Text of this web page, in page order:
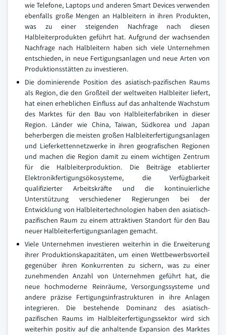
wie Telefone, Laptops und anderen Smart Devices verwenden
ebenfalls große Mengen an Halbleitern in ihren Produkten,
was zu einer steigenden Nachfrage nach diesen
Halbleiterprodukten geführt hat. Aufgrund der wachsenden
Nachfrage nach Halbleitern haben sich viele Unternehmen
entschieden, in neue Fertigungsanlagen und neue Arten von
Produktionsstätten zu investieren.
Die dominierende Position des asiatisch-pazifischen Raums
als Region, die den Großteil der weltweiten Halbleiter liefert,
hat einen erheblichen Einfluss auf das anhaltende Wachstum
des Marktes für den Bau von Halbleiterfabriken in dieser
Region. Länder wie China, Taiwan, Südkorea und Japan
beherbergen die meisten großen Halbleiterfertigungsanlagen
und Lieferkettennetzwerke in ihren geografischen Regionen
und machen die Region damit zu einem wichtigen Zentrum
für die Halbleiterproduktion. Die Beiträge etablierter
Elektronikfertigungsökosysteme, die Verfügbarkeit
qualifizierter Arbeitskräfte und die kontinuierliche
Unterstützung verschiedener Regierungen bei der
Entwicklung von Halbleitertechnologien haben den asiatisch-
pazifischen Raum zu einem attraktiven Standort für den Bau
neuer Halbleiterfertigungsanlagen gemacht.
Viele Unternehmen investieren weiterhin in die Erweiterung
ihrer Produktionskapazitäten, um einen Wettbewerbsvorteil
gegenüber ihren Konkurrenten zu sichern, was zu einer
zunehmenden Anzahl von Unternehmen geführt hat, die
neue hochmoderne Reinräume, Versorgungssysteme und
andere präzise Fertigungsinfrastrukturen in ihre Anlagen
integrieren. Die bestehende Dominanz des asiatisch-
pazifischen Raums im Halbleiterfertigungssektor wird sich
weiterhin positiv auf die anhaltende Expansion des Marktes